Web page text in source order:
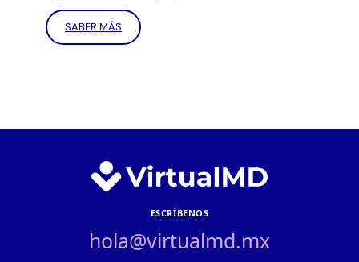
SABER MÁS
ESCRÍBENOS
hola@virtualmd.mx